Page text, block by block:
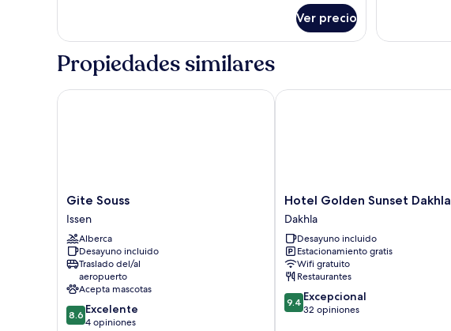
vista
al
Ver precio
familiar,
la
Propiedades similares
Gite
Souss
Issen
Gite Souss
Issen
Alberca
Desayuno incluido
Traslado del/al
aeropuerto
Acepta mascotas
8.6
de
8.6 Excelente
4 opiniones
Gite Souss
Hotel
Golden
Sunset
Dakhla
Dakhla
Hotel Golden Sunset Dakhla
Dakhla
Desayuno incluido
Estacionamiento gratis
Wifi gratuito
Restaurantes
9.4
de
9.4 Excepcional
32 opiniones
Hotel Golden Sunset Dakhla